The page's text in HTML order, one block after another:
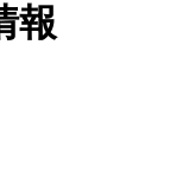
報